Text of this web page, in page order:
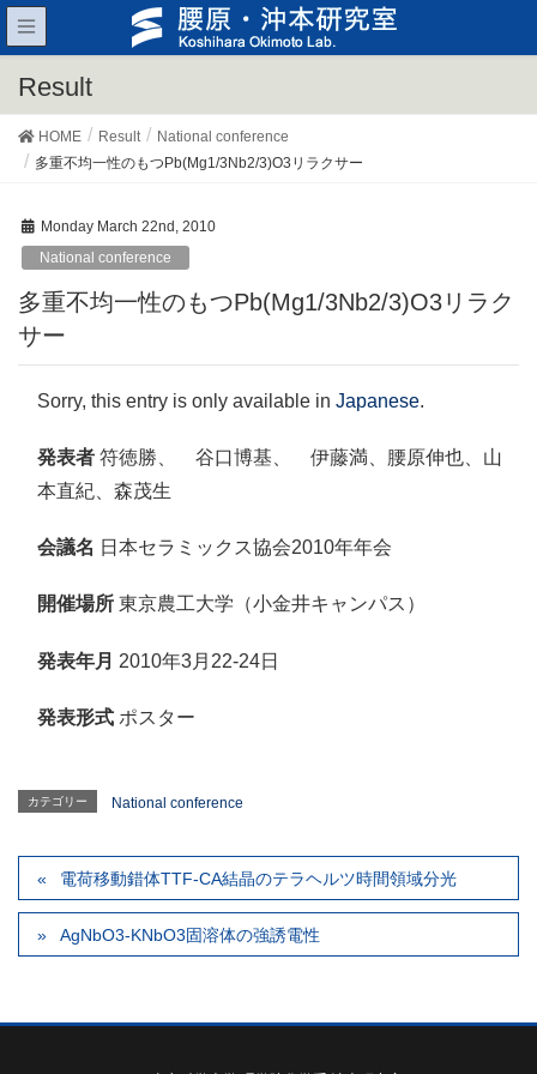
Result
HOME Result
National conference
多重不均一性のもつPb(Mg1/3Nb2/3)O3リラクサー
Monday March 22nd, 2010
National conference
多重不均一性のもつPb(Mg1/3Nb2/3)O3リラク
サー
Sorry, this entry is only available in Japanese.
発表者 符徳勝、 谷口博基、 伊藤満、腰原伸也、山
本直紀、森茂生
会議名 日本セラミックス協会2010年年会
開催場所 東京農工大学（小金井キャンパス）
発表年月 2010年3月22-24日
発表形式 ポスター
カテゴリー National conference
電荷移動錯体TTF-CA結晶のテラヘルツ時間領域分光
AgNbO3-KNbO3固溶体の強誘電性